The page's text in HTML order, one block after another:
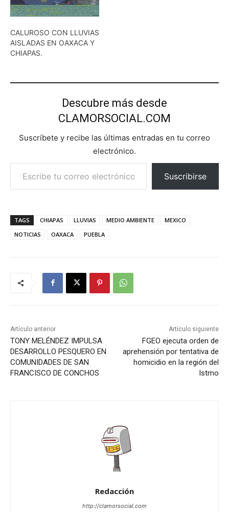
CALUROSO CON LLUVIAS
AISLADAS EN OAXACA Y
CHIAPAS.
Descubre más desde
CLAMORSOCIAL.COM
Suscríbete y recibe las últimas entradas en tu correo
electrónico.
Escribe tu correo electrónico…
Suscribirse
TAGS CHIAPAS LLUVIAS MEDIO AMBIENTE
MEXICO
NOTICIAS
OAXACA PUEBLA
Artículo anterior
TONY MELÉNDEZ IMPULSA
DESARROLLO PESQUERO EN
COMUNIDADES DE SAN
FRANCISCO DE CONCHOS
Artículo siguiente
FGEO ejecuta orden de
aprehensión por tentativa de
homicidio en la región del
Istmo
Redacción
http://clamorsocial.com